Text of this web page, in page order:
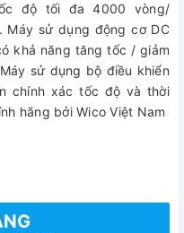
độ tối đa 4000 vòng/
Máy sử dụng động cơ DC
khả năng tăng tốc / giảm
sử dụng bộ điều khiển
chính xác tốc độ và thời
hãng bởi Wico Việt Nam